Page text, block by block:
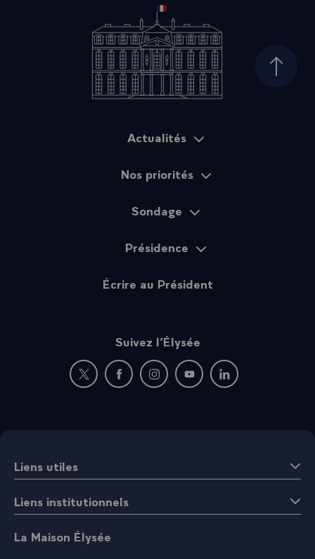
Haut
Actualités
Nos priorités
Sondage
Présidence
Écrire au Président
Suivez l’Élysée
Nouvelle fenêtre : rejoignez-nous sur Twitter
Nouvelle fenêtre : rejoignez-nous sur
Nouvelle fenêtre : rejoignez-nous
Nouvelle fenêtre :
Nouvelle fenêtre :
Liens utiles
Liens institutionnels
La Maison Élysée